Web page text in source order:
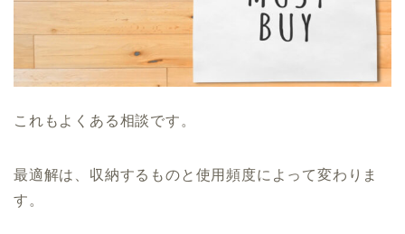
これもよくある相談です。
最適解は、収納するものと使用頻度によって変わりま
す。